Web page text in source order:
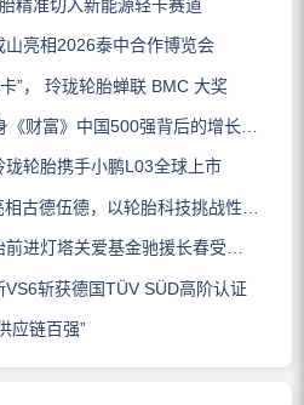
精准切入新能源轻卡赛道
亮相2026泰中合作博览会
”， 玲珑轮胎蝉联 BMC 大奖
财富》中国500强背后的增长逻辑
轮胎携手小鹏L03全球上市
德伍德，以轮胎科技挑战性能边界
灯塔关爱基金驰援长春受灾门店
斩获德国TÜV SÜD高阶认证
应链百强”